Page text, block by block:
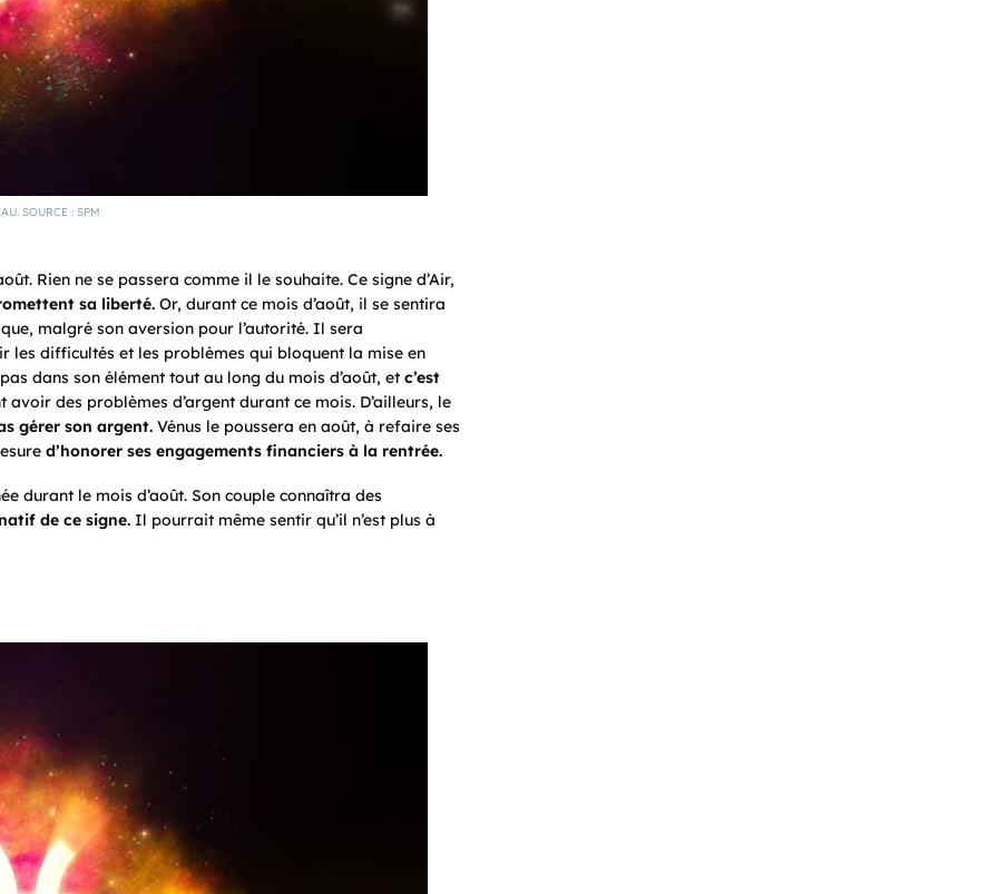
SOURCE : SPM
Rien ne se passera comme il le souhaite. Ce signe d’Air,
sa liberté. Or, durant ce mois d’août, il se sentira
malgré son aversion pour l’autorité. Il sera
les difficultés et les problèmes qui bloquent la mise en
dans son élément tout au long du mois d’août, et c’est
des problèmes d’argent durant ce mois. D’ailleurs, le
gérer son argent. Vénus le poussera en août, à refaire ses
d’honorer ses engagements financiers à la rentrée.
durant le mois d’août. Son couple connaîtra des
de ce signe. Il pourrait même sentir qu’il n’est plus à